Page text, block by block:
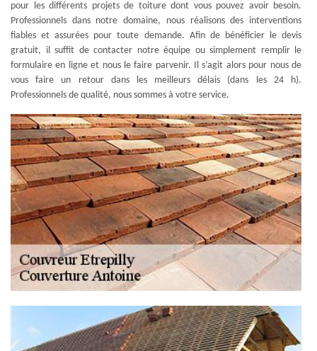
pour les différents projets de toiture dont vous pouvez avoir besoin.
Professionnels dans notre domaine, nous réalisons des interventions
fiables et assurées pour toute demande. Afin de bénéficier le devis
gratuit, il suffit de contacter notre équipe ou simplement remplir le
formulaire en ligne et nous le faire parvenir. Il s’agit alors pour nous de
vous faire un retour dans les meilleurs délais (dans les 24 h).
Professionnels de qualité, nous sommes à votre service.